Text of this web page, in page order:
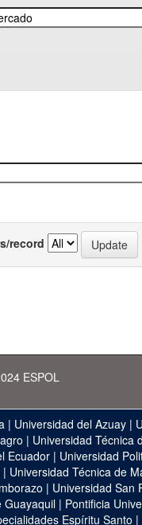
record
ESPOL
| Universidad del Azuay |
| Universidad Técnica
Ecuador| Universidad
| Universidad Técnica de
| Universidad San
Guayaquil | Pontificia
Espíritu Santo |